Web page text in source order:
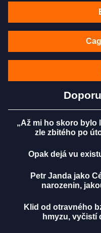
„Až mi ho skoro bylo
zle zbitého po
Opak dejá vu
Petr Janda jako
narozenin,
Klid od otravného
hmyzu, vyčistí